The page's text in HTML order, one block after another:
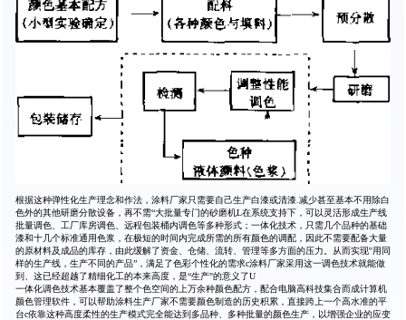
根据这种弹性化生产理念和作法，涂料厂家只需要自己生产白漆或清漆.减少甚至基本不用除白
色外的其他研磨分散设备，再不需“大批量专门的砂磨机L在系统支持下，可以灵活形成生产线
批量调色、工厂库房调色、远程包装桶内调色等多种形式；一体化技术，只需几个品种的基础
漆和十几个标准通用色浆，在极短的时间内完成所需的所有颜色的调配，因此不需要配备大量
的原材料及成品的库存，由此缓解了资金、仓储、流转、管理等多方面的压力。从而实现''用同
样的生产线，生产不同的产品”，满足了色彩个性化的需求c涂料厂家采用这一调色技术就能做
到、这已经超越了精细化工的本来高度，是“生产"的意义了U
一体化调色技术基本覆盖了整个色空间的上万余种颜色配方，配合电脑高科技集合而成计算机
颜色管理软件，可以帮助涂料生产厂家不需要颜色制造的历史积累，直接跨上一个高水准的平
台c依靠这种高度柔性的生产模式完全能达到多品种、多种批量的颜色生产，以增强企业的应变